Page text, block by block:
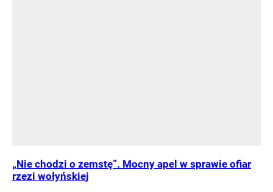
„Nie chodzi o zemstę”. Mocny apel w sprawie ofiar
rzezi wołyńskiej